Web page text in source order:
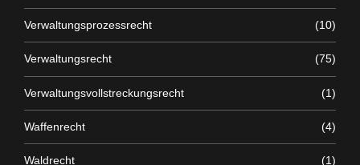
Verwaltungsprozessrecht (10)
Verwaltungsrecht (75)
Verwaltungsvollstreckungsrecht (1)
Waffenrecht (4)
Waldrecht (1)